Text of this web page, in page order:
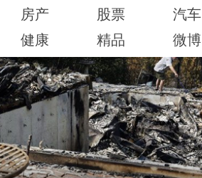
房产 股票 汽车
健康 精品 微博